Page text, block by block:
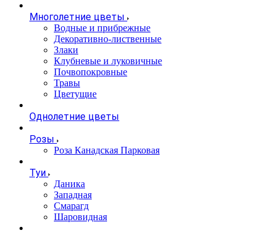
Многолетние цветы
Водные и прибрежные
Декоративно-лиственные
Злаки
Клубневые и луковичные
Почвопокровные
Травы
Цветущие
Однолетние цветы
Розы
Роза Канадская Парковая
Туи
Даника
Западная
Смарагд
Шаровидная